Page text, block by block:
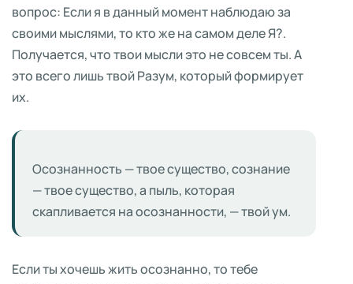
вопрос: Если я в данный момент наблюдаю за
своими мыслями, то кто же на самом деле Я?.
Получается, что твои мысли это не совсем ты. А
это всего лишь твой Разум, который формирует
их.
Осознанность — твое существо, сознание
— твое существо, а пыль, которая
скапливается на осознанности, — твой ум.
Если ты хочешь жить осознанно, то тебе